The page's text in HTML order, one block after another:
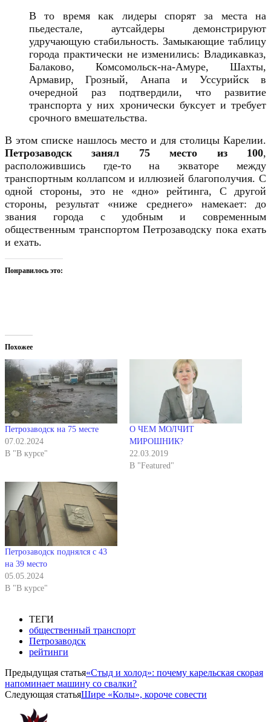
В то время как лидеры спорят за места на
пьедестале, аутсайдеры демонстрируют
удручающую стабильность. Замыкающие таблицу
города практически не изменились: Владикавказ,
Балаково, Комсомольск-на-Амуре, Шахты,
Армавир, Грозный, Анапа и Уссурийск в
очередной раз подтвердили, что развитие
транспорта у них хронически буксует и требует
срочного вмешательства.
В этом списке нашлось место и для столицы Карелии.
Петрозаводск занял 75 место из 100,
расположившись где-то на экваторе между
транспортным коллапсом и иллюзией благополучия. С
одной стороны, это не «дно» рейтинга, С другой
стороны, результат «ниже среднего» намекает: до
звания города с удобным и современным
общественным транспортом Петрозаводску пока ехать
и ехать.
Понравилось это:
Похожее
Петрозаводск на 75 месте
07.02.2024
В "В курсе"
О ЧЕМ МОЛЧИТ
МИРОШНИК?
22.03.2019
В "Featured"
Петрозаводск поднялся с 43
на 39 место
05.05.2024
В "В курсе"
ТЕГИ
общественный транспорт
Петрозаводск
рейтинги
Предыдущая статья«Стыд и холод»: почему карельская скорая
напоминает машину со свалки?
Следующая статьяШире «Колы», короче совести